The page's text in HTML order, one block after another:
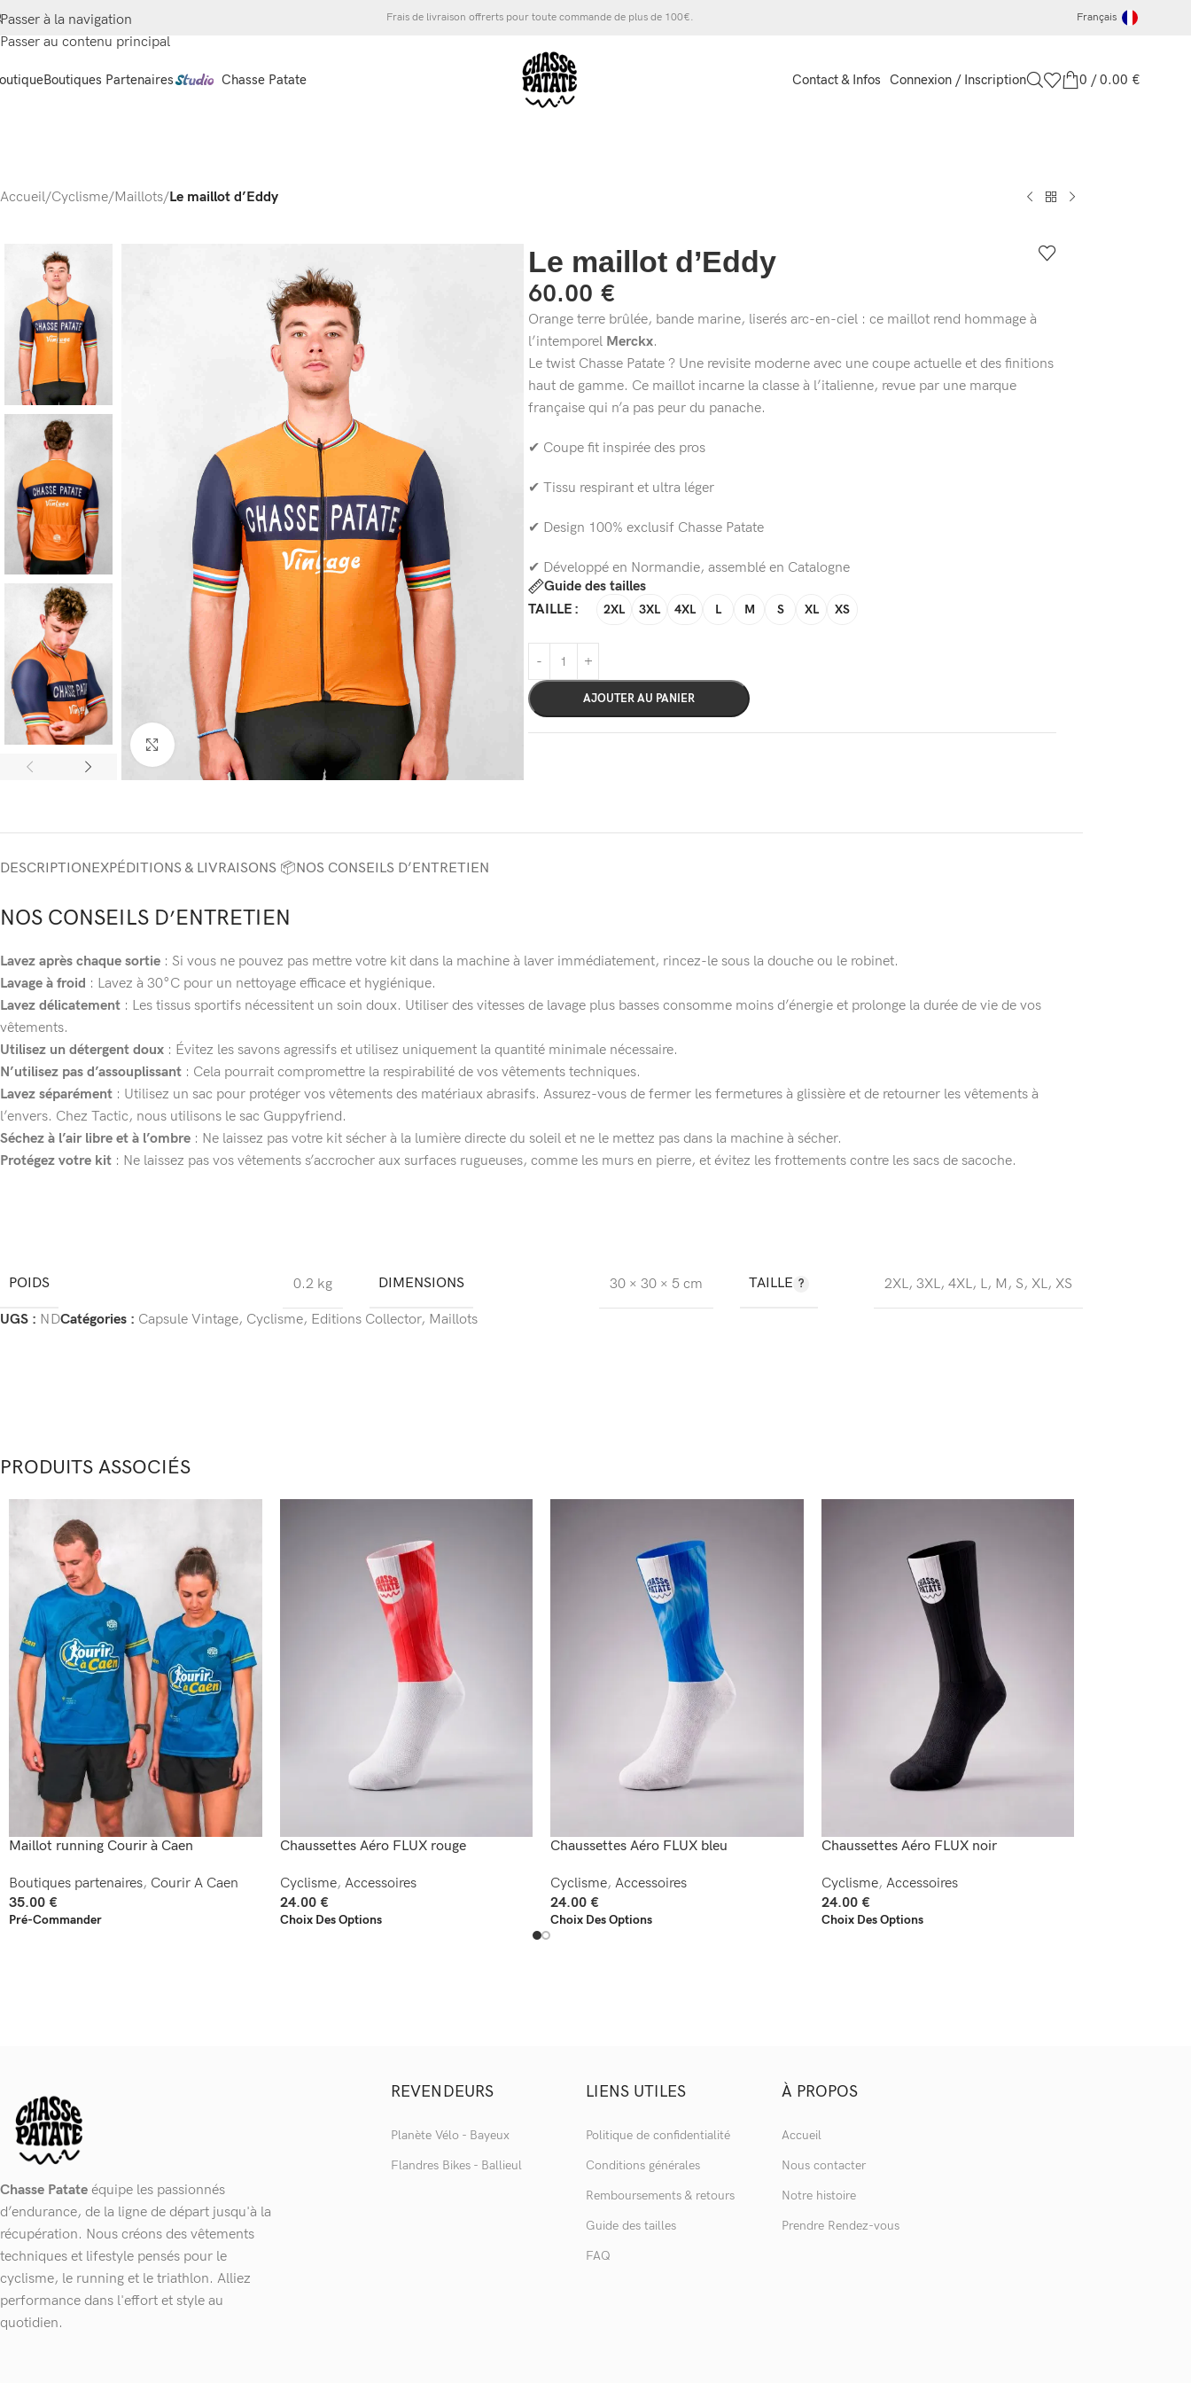
Passer à la navigation
Passer au contenu principal
Frais de livraison offrerts pour toute commande de plus de 100€. Français
Boutiques Partenaires Chasse Patate Contact & Infos Connexion / Inscription 0 / 0.00 €
Accueil/Cyclisme/Maillots/Le maillot d’Eddy
Cliquez pour agrandir
Le maillot d’Eddy
60.00 €
Orange terre brûlée, bande marine, liserés arc-en-ciel : ce maillot rend hommage à
l’intemporel Merckx.
Le twist Chasse Patate ? Une revisite moderne avec une coupe actuelle et des finitions
haut de gamme. Ce maillot incarne la classe à l’italienne, revue par une marque
française qui n’a pas peur du panache.
✔ Coupe fit inspirée des pros
✔ Tissu respirant et ultra léger
✔ Design 100% exclusif Chasse Patate
✔ Développé en Normandie, assemblé en Catalogne
Guide des tailles
TAILLE
2XL 3XL 4XL L M S XL XS
AJOUTER AU PANIER
DESCRIPTIONEXPÉDITIONS & LIVRAISONS 📦NOS CONSEILS D’ENTRETIEN
NOS CONSEILS D’ENTRETIEN
Lavez après chaque sortie : Si vous ne pouvez pas mettre votre kit dans la machine à laver immédiatement, rincez-le sous la douche ou le robinet.
Lavage à froid : Lavez à 30°C pour un nettoyage efficace et hygiénique.
Lavez délicatement : Les tissus sportifs nécessitent un soin doux. Utiliser des vitesses de lavage plus basses consomme moins d’énergie et prolonge la durée de vie de vos
vêtements.
Utilisez un détergent doux : Évitez les savons agressifs et utilisez uniquement la quantité minimale nécessaire.
N’utilisez pas d’assouplissant : Cela pourrait compromettre la respirabilité de vos vêtements techniques.
Lavez séparément : Utilisez un sac pour protéger vos vêtements des matériaux abrasifs. Assurez-vous de fermer les fermetures à glissière et de retourner les vêtements à
l’envers. Chez Tactic, nous utilisons le sac Guppyfriend.
Séchez à l’air libre et à l’ombre : Ne laissez pas votre kit sécher à la lumière directe du soleil et ne le mettez pas dans la machine à sécher.
Protégez votre kit : Ne laissez pas vos vêtements s’accrocher aux surfaces rugueuses, comme les murs en pierre, et évitez les frottements contre les sacs de sacoche.
POIDS 0.2 kg DIMENSIONS 30 × 30 × 5 cm TAILLE 2XL, 3XL, 4XL, L, M, S, XL, XS
UGS : NDCatégories : Capsule Vintage, Cyclisme, Editions Collector, Maillots
PRODUITS ASSOCIÉS
Maillot running Courir à Caen
Boutiques partenaires, Courir A Caen
35.00 €
Pré-Commander
Chaussettes Aéro FLUX rouge
Cyclisme, Accessoires
24.00 €
Choix Des Options
Chaussettes Aéro FLUX bleu
Cyclisme, Accessoires
24.00 €
Choix Des Options
Chaussettes Aéro FLUX noir
Cyclisme, Accessoires
24.00 €
Choix Des Options
Chasse Patate équipe les passionnés
d’endurance, de la ligne de départ jusqu'à la
récupération. Nous créons des vêtements
techniques et lifestyle pensés pour le
cyclisme, le running et le triathlon. Alliez
performance dans l'effort et style au
quotidien.
REVENDEURS
Planète Vélo - Bayeux
Flandres Bikes - Ballieul
LIENS UTILES
Politique de confidentialité
Conditions générales
Remboursements & retours
Guide des tailles
FAQ
À PROPOS
Accueil
Nous contacter
Notre histoire
Prendre Rendez-vous